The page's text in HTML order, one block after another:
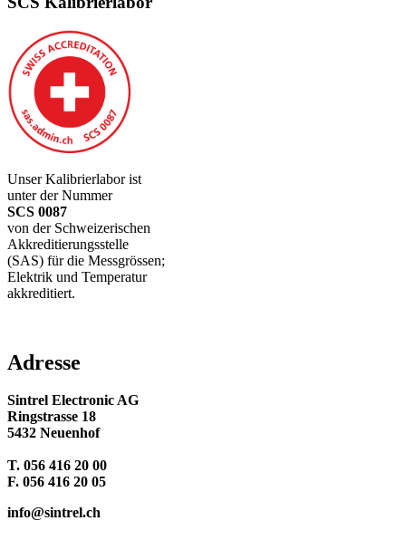
Unser Kalibrierlabor ist
unter der Nummer
SCS 0087
von der Schweizerischen
Akkreditierungsstelle
(SAS) für die Messgrössen;
Elektrik und Temperatur
akkreditiert.
Adresse
Sintrel Electronic AG
Ringstrasse 18
5432 Neuenhof
T. 056 416 20 00
F. 056 416 20 05
info@sintrel.ch